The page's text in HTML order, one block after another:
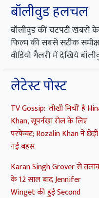
बॉलीवुड हलचल
बॉलीवुड की चटपटी खबरों
फिल्म की सबसे सटीक
वीडियो गैलरी में देखिये
लेटेस्ट पोस्ट
TV Gossip: 'तीखी मिर्ची' हैं
Khan, सूपर्नखा रोल के लिए
परफेक्ट; Rozalin Khan ने छेड़ी
नई बहस
Karan Singh Grover से
के 12 साल बाद Jennifer
Winget की हुई Second